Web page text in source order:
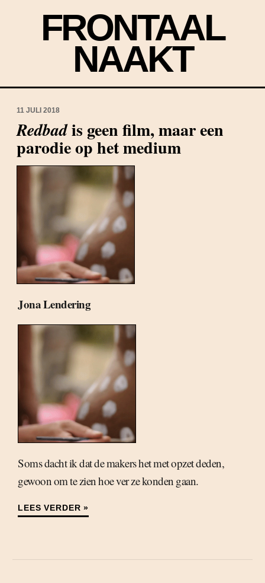
FRONTAAL
NAAKT
11 JULI 2018
Redbadis geen film, maar een
parodie op het medium
Jona Lendering
Soms dacht ik dat de makers het met opzet deden,
gewoon om te zien hoe ver ze konden gaan.
LEES VERDER »